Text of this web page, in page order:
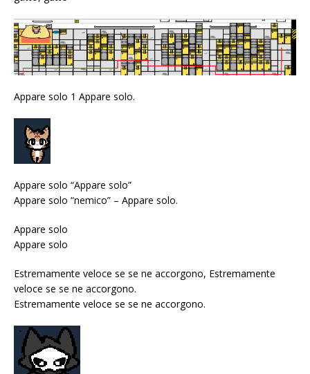
Appare solo 1 Appare solo.
Appare solo “Appare solo”
Appare solo “nemico” – Appare solo.
Appare solo
Appare solo
Estremamente veloce se se ne accorgono, Estremamente
veloce se se ne accorgono.
Estremamente veloce se se ne accorgono.